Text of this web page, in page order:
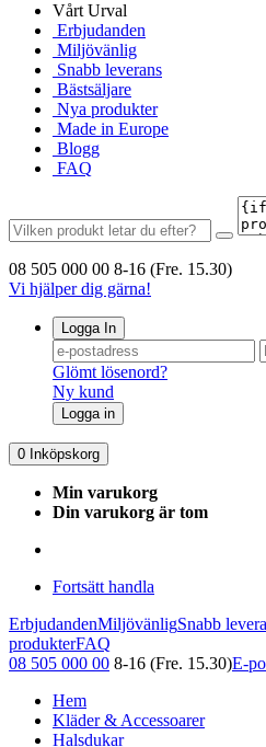
Vårt Urval
Erbjudanden
Miljövänlig
Snabb leverans
Bästsäljare
Nya produkter
Made in Europe
Blogg
FAQ
08 505 000 00 8-16 (Fre. 15.30)
Vi hjälper dig gärna!
Logga In
Glömt lösenord?
Ny kund
Logga in
0 Inköpskorg
Min varukorg
Din varukorg är tom
Fortsätt handla
ErbjudandenMiljövänligSnabb
produkterFAQ
08 505 000 00 8-16 (Fre. 15.30)E-
Hem
Kläder & Accessoarer
Halsdukar